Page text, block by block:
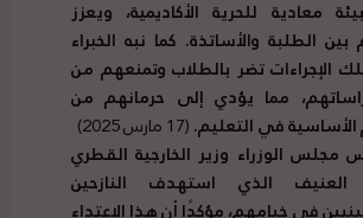
معادية للحرية الأكاديمية، ويعزز
بين الطلبة والأساتذة. كما نبه الخبراء
الإجراءات تضر بالطلاب وتمنعهم من
مما يؤدي إلى حرمانهم من
في التعليم.(17 مارس 2025)
مجلس الوزراء وزير الخارجية القطري
الذي استهدف النازحين
في خيامهم، مؤكدًا أن هذا الاعتداء